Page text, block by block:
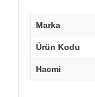
Marka
Ürün Kodu
Hacmi